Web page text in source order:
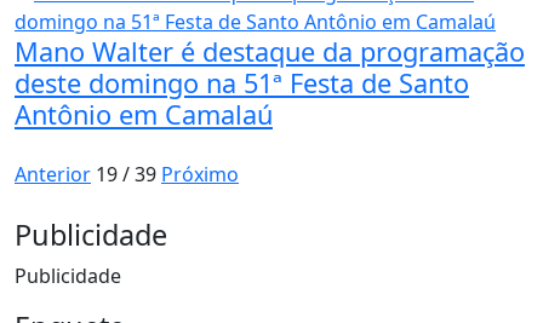
Mano Walter é destaque da programação
deste domingo na 51ª Festa de Santo
Antônio em Camalaú
Anterior 19 / 39 Próximo
Publicidade
Publicidade